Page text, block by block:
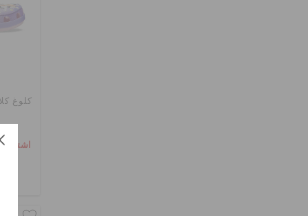
كلوغ
اشترِ 2 واحصل على 25% خصم